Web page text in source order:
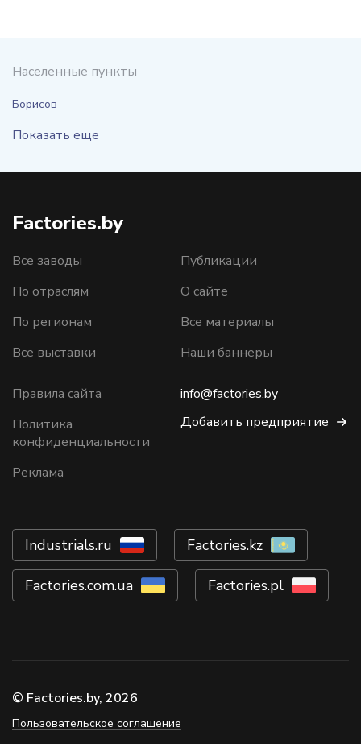
Населенные пункты
Борисов
Показать еще
Factories.by
Все заводы
По отраслям
По регионам
Все выставки
Публикации
О сайте
Все материалы
Наши баннеры
Правила сайта
Политика
конфиденциальности
Реклама
info@factories.by
Добавить предприятие
Industrials.ru Factories.kz
Factories.com.ua Factories.pl
© Factories.by, 2026
Пользовательское соглашение